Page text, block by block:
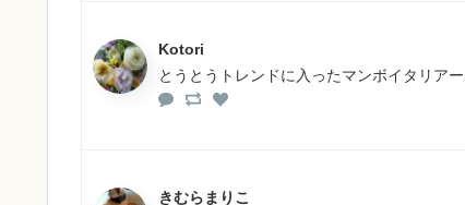
Kotori
とうとうトレンドに入ったマンボイタリアー
きむらまりこ